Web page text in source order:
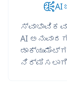
AI
AI